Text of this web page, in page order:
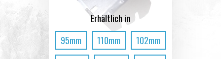
Erhältlich in
95mm
110mm
102mm